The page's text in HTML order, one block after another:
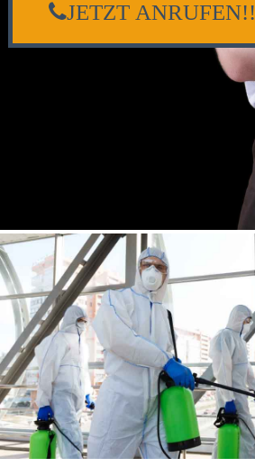
JETZT ANRUFEN!!